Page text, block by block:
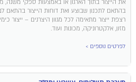
את הייצור בתוך הארגון או באמצעות ספקי
בהתאם לתכנון שבוצע ואת דוחות הייצור בהתאם
רצפת ייצור מתאימה לכל מגוון היצרנים – ייצור
מזון, אלקטרוניקה, מכונות ועוד.
לפרטים נוספים >